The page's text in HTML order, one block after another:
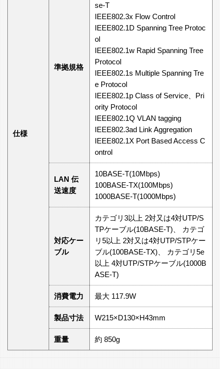
仕様
準拠規格
se-T
IEEE802.3x Flow Control
IEEE802.1D Spanning Tree Protoc
ol
IEEE802.1w Rapid Spanning Tree
Protocol
IEEE802.1s Multiple Spanning Tre
e Protocol
IEEE802.1p Class of Service、Pri
ority Protocol
IEEE802.1Q VLAN tagging
IEEE802.3ad Link Aggregation
IEEE802.1X Port Based Access C
ontrol
LAN 伝
送速度
10BASE-T(10Mbps)
100BASE-TX(100Mbps)
1000BASE-T(1000Mbps)
対応ケー
ブル
カテゴリ3以上 2対又は4対UTP/S
TPケーブル(10BASE-T)、 カテゴ
リ5以上 2対又は4対UTP/STPケー
ブル(100BASE-TX)、 カテゴリ5e
以上 4対UTP/STPケーブル(1000B
ASE-T)
消費電力 最大 117.9W
製品寸法 W215×D130×H43mm
重量 約 850g